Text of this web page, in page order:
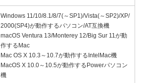
Windows 11/10/8.1/8/7(～SP1)/Vista(～SP2)/XP/
2000(SP4)が動作するパソコン/AT互換機
macOS Ventura 13/Monterey 12/Big Sur 11が動
作するMac
Mac OS X 10.3～10.7が動作するIntelMac機
MacOS X 10.0～10.5が動作するPowerパソコン
機